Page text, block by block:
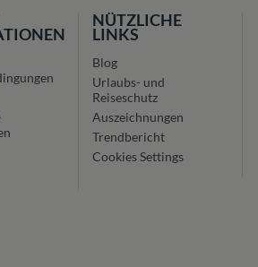
NÜTZLICHE
LINKS
Blog
Urlaubs- und
Reiseschutz
Auszeichnungen
Trendbericht
Cookies Settings